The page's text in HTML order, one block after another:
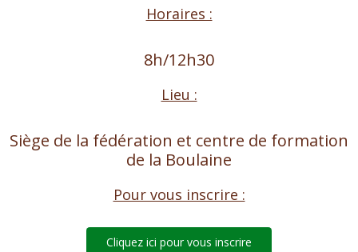
Horaires :
8h/12h30
Lieu :
Siège de la fédération et centre de formation
de la Boulaine
Pour vous inscrire :
Cliquez ici pour vous inscrire